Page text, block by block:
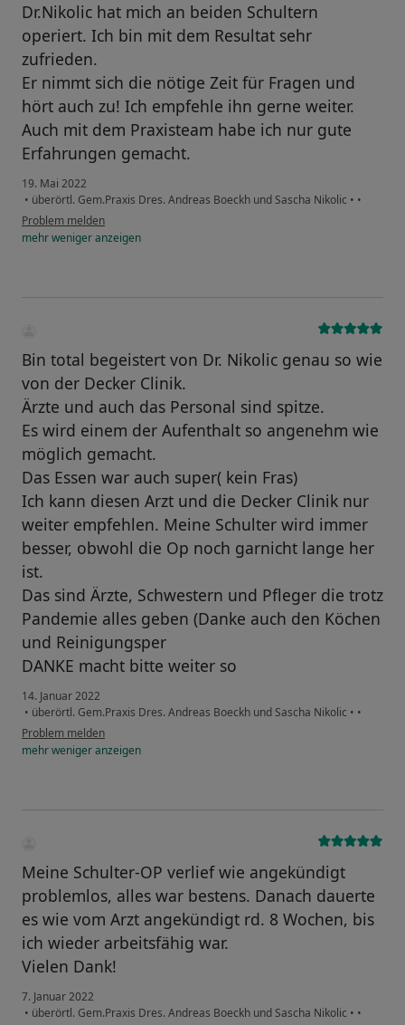
Dr.Nikolic hat mich an beiden Schultern
operiert. Ich bin mit dem Resultat sehr
zufrieden.
Er nimmt sich die nötige Zeit für Fragen und
hört auch zu! Ich empfehle ihn gerne weiter.
Auch mit dem Praxisteam habe ich nur gute
Erfahrungen gemacht.
19. Mai 2022
• überörtl. Gem.Praxis Dres. Andreas Boeckh und Sascha Nikolic • •
Problem melden
mehrwenigeranzeigen
Bin total begeistert von Dr. Nikolic genau so wie
von der Decker Clinik.
Ärzte und auch das Personal sind spitze.
Es wird einem der Aufenthalt so angenehm wie
möglich gemacht.
Das Essen war auch super( kein Fras)
Ich kann diesen Arzt und die Decker Clinik nur
weiter empfehlen. Meine Schulter wird immer
besser, obwohl die Op noch garnicht lange her
ist.
Das sind Ärzte, Schwestern und Pfleger die trotz
Pandemie alles geben (Danke auch den Köchen
und Reinigungsper
DANKE macht bitte weiter so
14. Januar 2022
• überörtl. Gem.Praxis Dres. Andreas Boeckh und Sascha Nikolic • •
Problem melden
mehrwenigeranzeigen
Meine Schulter-OP verlief wie angekündigt
problemlos, alles war bestens. Danach dauerte
es wie vom Arzt angekündigt rd. 8 Wochen, bis
ich wieder arbeitsfähig war.
Vielen Dank!
7. Januar 2022
• überörtl. Gem.Praxis Dres. Andreas Boeckh und Sascha Nikolic • •